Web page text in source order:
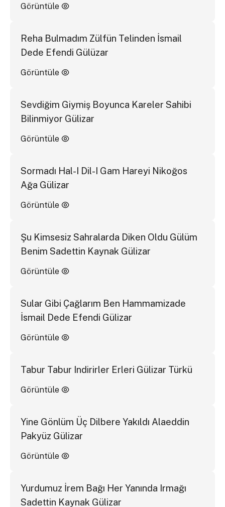
Görüntüle
Reha Bulmadım Zülfün Telinden İsmail
Dede Efendi Gülüzar
Görüntüle
Sevdiğim Giymiş Boyunca Kareler Sahibi
Bilinmiyor Gülizar
Görüntüle
Sormadı Hal-I Dil-I Gam Hareyi Nikoğos
Ağa Gülizar
Görüntüle
Şu Kimsesiz Sahralarda Diken Oldu Gülüm
Benim Sadettin Kaynak Gülizar
Görüntüle
Sular Gibi Çağlarım Ben Hammamizade
İsmail Dede Efendi Gülizar
Görüntüle
Tabur Tabur Indirirler Erleri Gülizar Türkü
Görüntüle
Yine Gönlüm Üç Dilbere Yakıldı Alaeddin
Pakyüz Gülizar
Görüntüle
Yurdumuz İrem Bağı Her Yanında Irmağı
Sadettin Kaynak Gülizar